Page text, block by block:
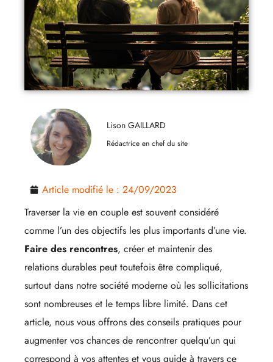
Lison GAILLARD
Rédactrice en chef du site
Article modifié le : 24/09/2023
Traverser la vie en couple est souvent considéré
comme l’un des objectifs les plus importants d’une vie.
Faire des rencontres, créer et maintenir des
relations durables peut toutefois être compliqué,
surtout dans notre société moderne où les sollicitations
sont nombreuses et le temps libre limité. Dans cet
article, nous vous offrons des conseils pratiques pour
augmenter vos chances de rencontrer quelqu’un qui
correspond à vos attentes et vous guide à travers ce